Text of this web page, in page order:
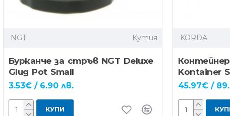
NGT Кутия
Бурканче за стръв NGT Deluxe
Glug Pot Small
3.53€ / 6.90 лв.
КУПИ
KORDA
Kontainer
45.97€ /